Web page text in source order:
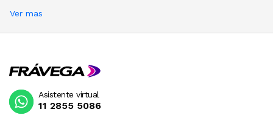
Ver mas
Asistente virtual
11 2855 5086